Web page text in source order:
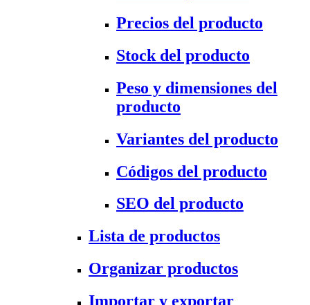
Precios del producto
Stock del producto
Peso y dimensiones del
producto
Variantes del producto
Códigos del producto
SEO del producto
Lista de productos
Organizar productos
Importar y exportar